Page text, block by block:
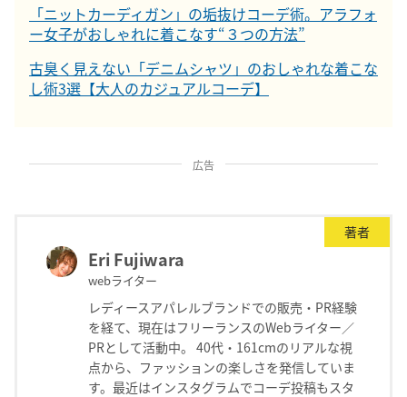
「ニットカーディガン」の垢抜けコーデ術。アラフォ
ー女子がおしゃれに着こなす“３つの方法”
古臭く見えない「デニムシャツ」のおしゃれな着こな
し術3選【大人のカジュアルコーデ】
広告
著者
Eri Fujiwara
webライター
レディースアパレルブランドでの販売・PR経験
を経て、現在はフリーランスのWebライター／
PRとして活動中。 40代・161cmのリアルな視
点から、ファッションの楽しさを発信していま
す。最近はインスタグラムでコーデ投稿もスタ